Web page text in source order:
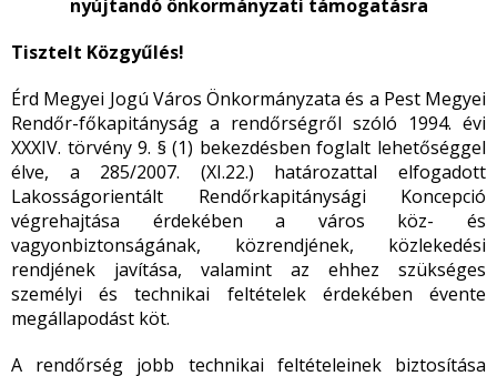
nyújtandó önkormányzati támogatásra
Tisztelt Közgyűlés!
Érd Megyei Jogú Város Önkormányzata és a Pest Megyei
Rendőr-főkapitányság a rendőrségről szóló 1994. évi
XXXIV. törvény 9. § (1) bekezdésben foglalt lehetőséggel
élve, a 285/2007. (XI.22.) határozattal elfogadott
Lakosságorientált Rendőrkapitánysági Koncepció
végrehajtása érdekében a város köz- és
vagyonbiztonságának, közrendjének, közlekedési
rendjének javítása, valamint az ehhez szükséges
személyi és technikai feltételek érdekében évente
megállapodást köt.
A rendőrség jobb technikai feltételeinek biztosítása